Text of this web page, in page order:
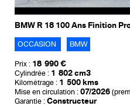
BMW R 18 100 Ans Finition
OCCASION BMW
Prix : 18 990 €
Cylindrée : 1 802 cm3
Kilométrage : 1 500 kms
Mise en circulation : 07/2026
Garantie : Constructeur